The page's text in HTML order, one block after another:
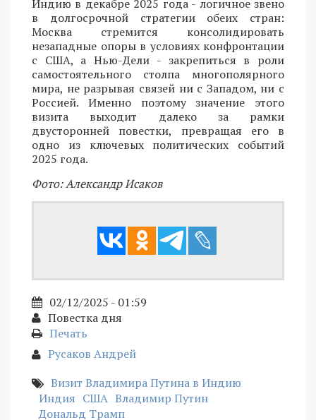
Индию в декабре 2025 года - логичное звено
в долгосрочной стратегии обеих стран:
Москва стремится консолидировать
незападные опоры в условиях конфронтации
с США, а Нью-Дели - закрепиться в роли
самостоятельного столпа многополярного
мира, не разрывая связей ни с Западом, ни с
Россией. Именно поэтому значение этого
визита выходит далеко за рамки
двусторонней повестки, превращая его в
одно из ключевых политических событий
2025 года.
Фото: Александр Исаков
02/12/2025 - 01:59
Повестка дня
Печать
Русаков Андрей
Визит Владимира Путина в Индию
Индия США Владимир Путин
Дональд Трамп